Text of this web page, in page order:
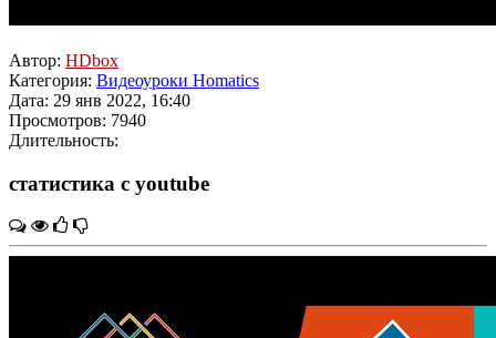
Автор: HDbox
Категория: Видеоуроки Homatics
Дата: 29 янв 2022, 16:40
Просмотров: 7940
Длительность:
статистика с youtube